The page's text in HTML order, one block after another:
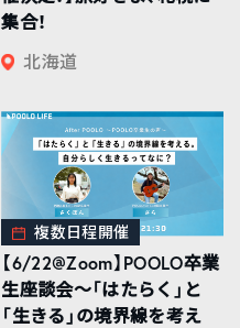
集合！
北海道
複数日程開催
【6/22@Zoom】POOLO卒業
生座談会〜「はたらく」と
「生きる」の境界線を考え